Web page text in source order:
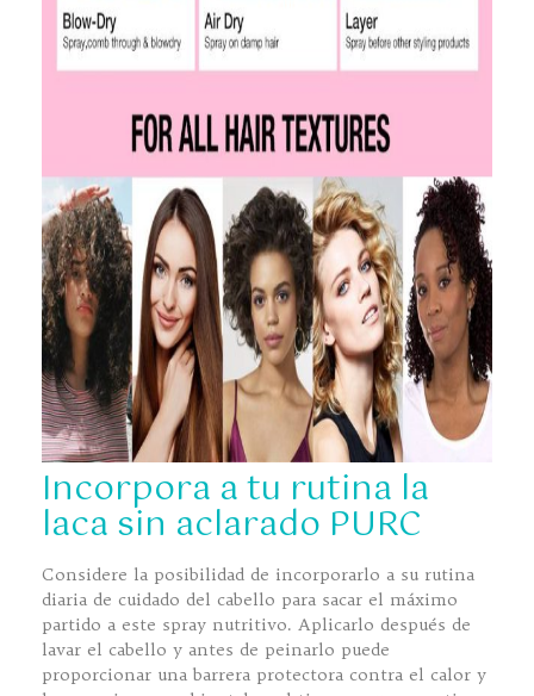
Incorpora a tu rutina la
laca sin aclarado PURC
Considere la posibilidad de incorporarlo a su rutina
diaria de cuidado del cabello para sacar el máximo
partido a este spray nutritivo. Aplicarlo después de
lavar el cabello y antes de peinarlo puede
proporcionar una barrera protectora contra el calor y